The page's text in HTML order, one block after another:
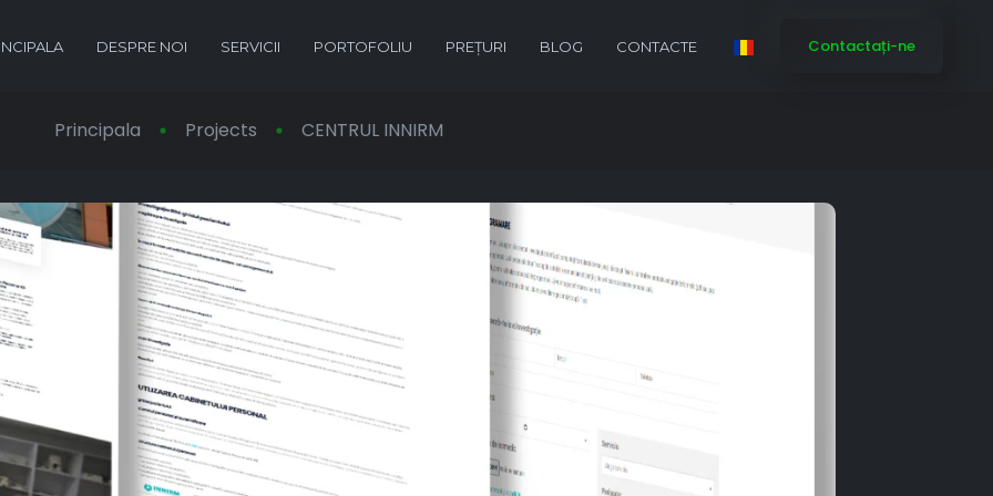
DESPRE NOI SERVICII PORTOFOLIU PREȚURI BLOG CONTACTE Contactați-ne
Principala Projects CENTRUL INNIRM